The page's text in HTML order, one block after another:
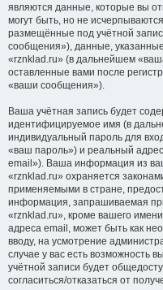
являются данные, которые вы
могут быть, но не
размещённые под учётной
сообщения»), данные,
«rznklad.ru» (в дальнейшем
оставленные вами после
«ваши сообщения»).
Ваша учётная запись будет
идентифицируемое имя (в
индивидуальный пароль для
«ваш пароль») и реальный
email»). Ваша информация из
«rznklad.ru» охраняется
применяемыми в стране,
информация, запрашиваемая
«rznklad.ru», кроме вашего
адреса email, может быть как
вводу, на усмотрение
случае у вас есть возможность
учётной записи будет
согласиться/отказаться от